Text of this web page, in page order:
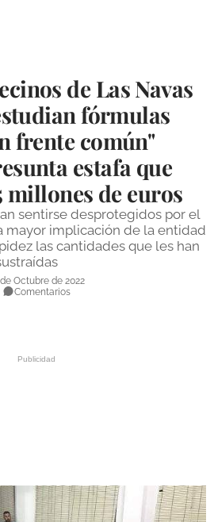
de Las Navas
fórmulas
frente común"
estafa que
millones de euros
sentirse desprotegidos por el
mayor implicación de la entidad
las cantidades que les han
Octubre de 2022
Comentarios